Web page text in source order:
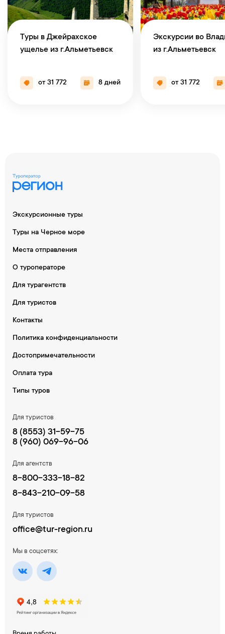
Туры в Джейрахское
ущелье из г.Альметьевск
от 31 772 8 дней
Экскурсии во
из г.Альметьевск
от 31 772
Экскурсионные туры
Туры на Черное море
Места отправления
О туроператоре
Для турагентств
Для туристов
Контакты
Политика конфиденциальности
Достопримечательности
Оплата тура
Типы туров
Для туристов
8 (8553) 31-59-75
8 (960) 069-96-06
Для агентств
8-800-333-18-82
8-843-210-09-58
Для туристов
office@tur-region.ru
Мы в соцсетях: